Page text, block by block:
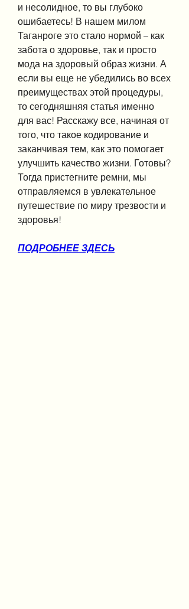
и несолидное, то вы глубоко
ошибаетесь! В нашем милом
Таганроге это стало нормой – как
забота о здоровье, так и просто
мода на здоровый образ жизни. А
если вы еще не убедились во всех
преимуществах этой процедуры,
то сегодняшняя статья именно
для вас! Расскажу все, начиная от
того, что такое кодирование и
заканчивая тем, как это помогает
улучшить качество жизни. Готовы?
Тогда пристегните ремни, мы
отправляемся в увлекательное
путешествие по миру трезвости и
здоровья!
ПОДРОБНЕЕ ЗДЕСЬ